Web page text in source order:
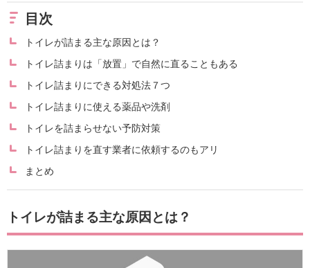
目次
トイレが詰まる主な原因とは？
トイレ詰まりは「放置」で自然に直ることもある
トイレ詰まりにできる対処法７つ
トイレ詰まりに使える薬品や洗剤
トイレを詰まらせない予防対策
トイレ詰まりを直す業者に依頼するのもアリ
まとめ
トイレが詰まる主な原因とは？